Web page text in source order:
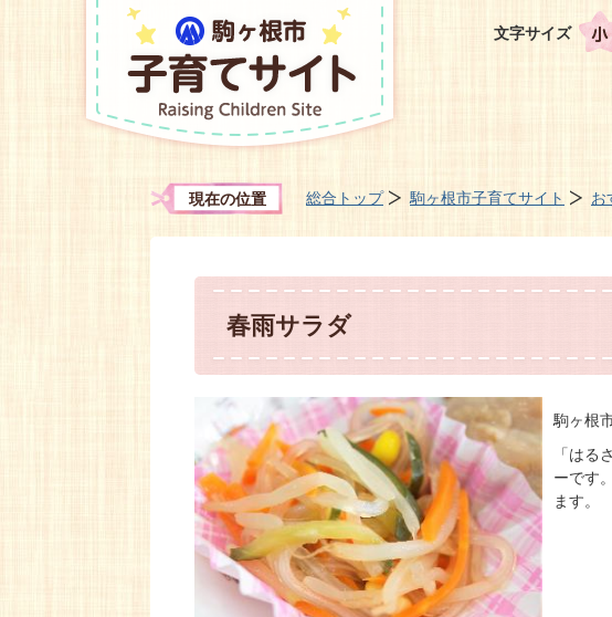
文字サイズ
現在の位置 総合トップ 駒ヶ根市子育てサイト お
春雨サラダ
駒ヶ根
「はる
ーです
ます。